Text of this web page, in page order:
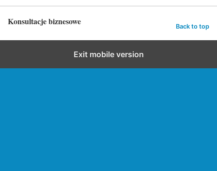
Konsultacje biznesowe Back to top
Exit mobile version